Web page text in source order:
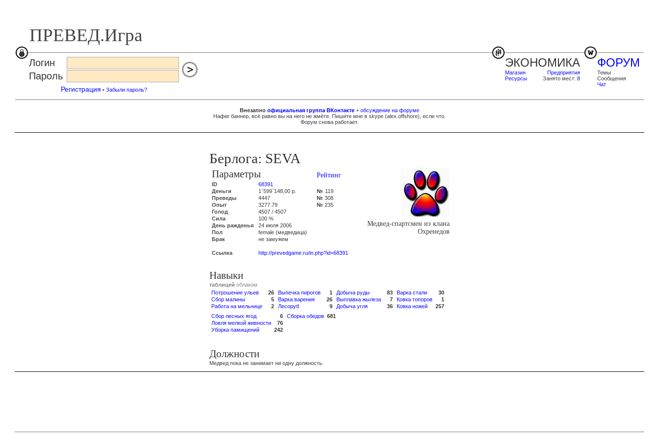
ПРЕВЕД.Игра
ФОРУМ
Темы
Сообщения
Чат
ЭКОНОМИКА
Предприятия
Занято мест: 8
Магазин
Ресурсы
Логин
Пароль
Регистрация • Забыли пароль?
Внезапно официальная группа ВКонтакте + обсуждение на форуме
Нафиг баннер, всё равно вы на него не жмёте. Пишите мне в skype (alex.offshore), если что.
Форум снова работает.
Берлога: SEVA
Параметры Рейтинг
ID
68391
Деньги
1`599`148,00 р. № 119
Преведы
4447 № 308
Опыт
3277.79 № 235
Голод
4507 / 4507
Сила
100 %
День ражденья
24 июля 2006
Пол
female (медведица)
Брак
не замужем
Ссылка http://prevedgame.ru/in.php?id=68391
Медвед-спартсмен из клана
Охренедов
Навыки
таблицей облаком
Потрошение ульев
26
Сбор малины
5
Работа на мельнице
2
Выпечка пирогов
1
Варка варения
26
Лесоруб
9
Добыча руды
83
Выплавка жылеза
7
Добыча угля
36
Варка стали
30
Ковка топоров
1
Ковка ножей
257
Сбор лесных ягод
6
Ловля мелкой живности
76
Уборка памищений
242
Сборка обедов 681
Должности
Медвед пока не занимает ни одну должность.